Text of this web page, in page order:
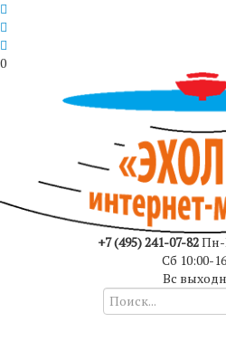
0
+7 (495) 241-07-82Пн-
Сб 10:00-
Вс